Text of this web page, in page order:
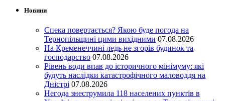
Новини
Спека повертається? Якою буде погода на
Тернопільщині цими вихідними 07.08.2026
На Кременеччині ледь не згорів будинок та
господарство 07.08.2026
Рівень води впав до історичного мінімуму: які
будуть наслідки катастрофічного маловоддя на
Дністрі 07.08.2026
Негода знеструмила 118 населених пунктів в